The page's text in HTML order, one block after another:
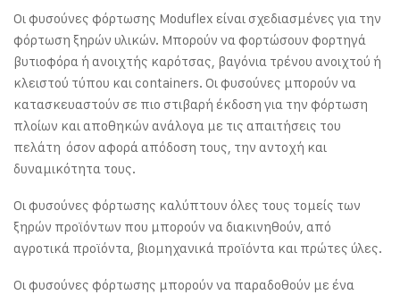
Οι φυσούνες φόρτωσης Moduflex είναι σχεδιασμένες για την
φόρτωση ξηρών υλικών. Μπορούν να φορτώσουν φορτηγά
βυτιοφόρα ή ανοιχτής καρότσας, βαγόνια τρένου ανοιχτού ή
κλειστού τύπου και containers. Οι φυσούνες μπορούν να
κατασκευαστούν σε πιο στιβαρή έκδοση για την φόρτωση
πλοίων και αποθηκών ανάλογα με τις απαιτήσεις του
πελάτη όσον αφορά απόδοση τους, την αντοχή και
δυναμικότητα τους.
Οι φυσούνες φόρτωσης καλύπτουν όλες τους τομείς των
ξηρών προϊόντων που μπορούν να διακινηθούν, από
αγροτικά προϊόντα, βιομηχανικά προϊόντα και πρώτες ύλες.
Οι φυσούνες φόρτωσης μπορούν να παραδοθούν με ένα